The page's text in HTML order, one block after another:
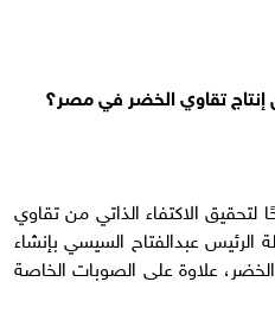
إنتاج تقاوي الخضر في مصر؟
لتحقيق الاكتفاء الذاتي من تقاوي
خطة الرئيس عبدالفتاح السيسي بإنشاء
علاوة على الصوبات الخاصة